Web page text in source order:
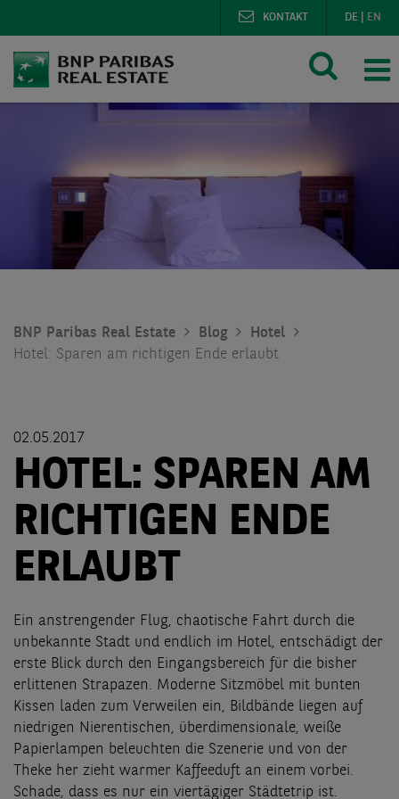
DE EN
KONTAKT
BNP Paribas Real Estate Blog
Hotel
Hotel: Sparen am richtigen Ende erlaubt
02.05.2017
HOTEL: SPAREN AM
RICHTIGEN ENDE
ERLAUBT
Ein anstrengender Flug, chaotische Fahrt durch die
unbekannte Stadt und endlich im Hotel, entschädigt der
erste Blick durch den Eingangsbereich für die bisher
erlittenen Strapazen. Moderne Sitzmöbel mit bunten
Kissen laden zum Verweilen ein, Bildbände liegen auf
niedrigen Nierentischen, überdimensionale, weiße
Papierlampen beleuchten die Szenerie und von der
Theke her zieht warmer Kaffeeduft an einem vorbei.
Schade, dass es nur ein viertägiger Städtetrip ist.